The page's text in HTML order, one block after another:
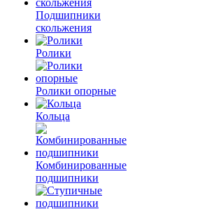
Подшипники
скольжения
Ролики
Ролики опорные
Кольца
Комбинированные
подшипники